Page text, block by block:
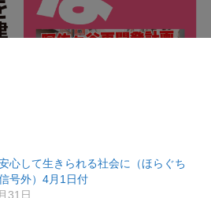
心して生きられる社会に（ほらぐち
号外）4月1日付
31日